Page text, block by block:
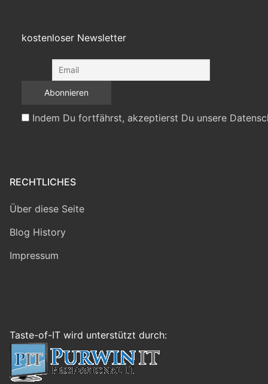
kostenloser Newsletter
Indem Du fortfährst, akzeptierst Du unsere
RECHTLICHES
Über diese Seite
Blog History
Impressum
Taste-of-IT wird unterstützt durch: